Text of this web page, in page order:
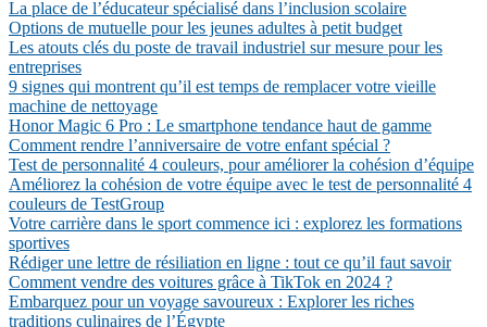
La place de l’éducateur spécialisé dans l’inclusion scolaire
Options de mutuelle pour les jeunes adultes à petit budget
Les atouts clés du poste de travail industriel sur mesure pour les
entreprises
9 signes qui montrent qu’il est temps de remplacer votre vieille
machine de nettoyage
Honor Magic 6 Pro : Le smartphone tendance haut de gamme
Comment rendre l’anniversaire de votre enfant spécial ?
Test de personnalité 4 couleurs, pour améliorer la cohésion d’équipe
Améliorez la cohésion de votre équipe avec le test de personnalité 4
couleurs de TestGroup
Votre carrière dans le sport commence ici : explorez les formations
sportives
Rédiger une lettre de résiliation en ligne : tout ce qu’il faut savoir
Comment vendre des voitures grâce à TikTok en 2024 ?
Embarquez pour un voyage savoureux : Explorer les riches
traditions culinaires de l’Égypte